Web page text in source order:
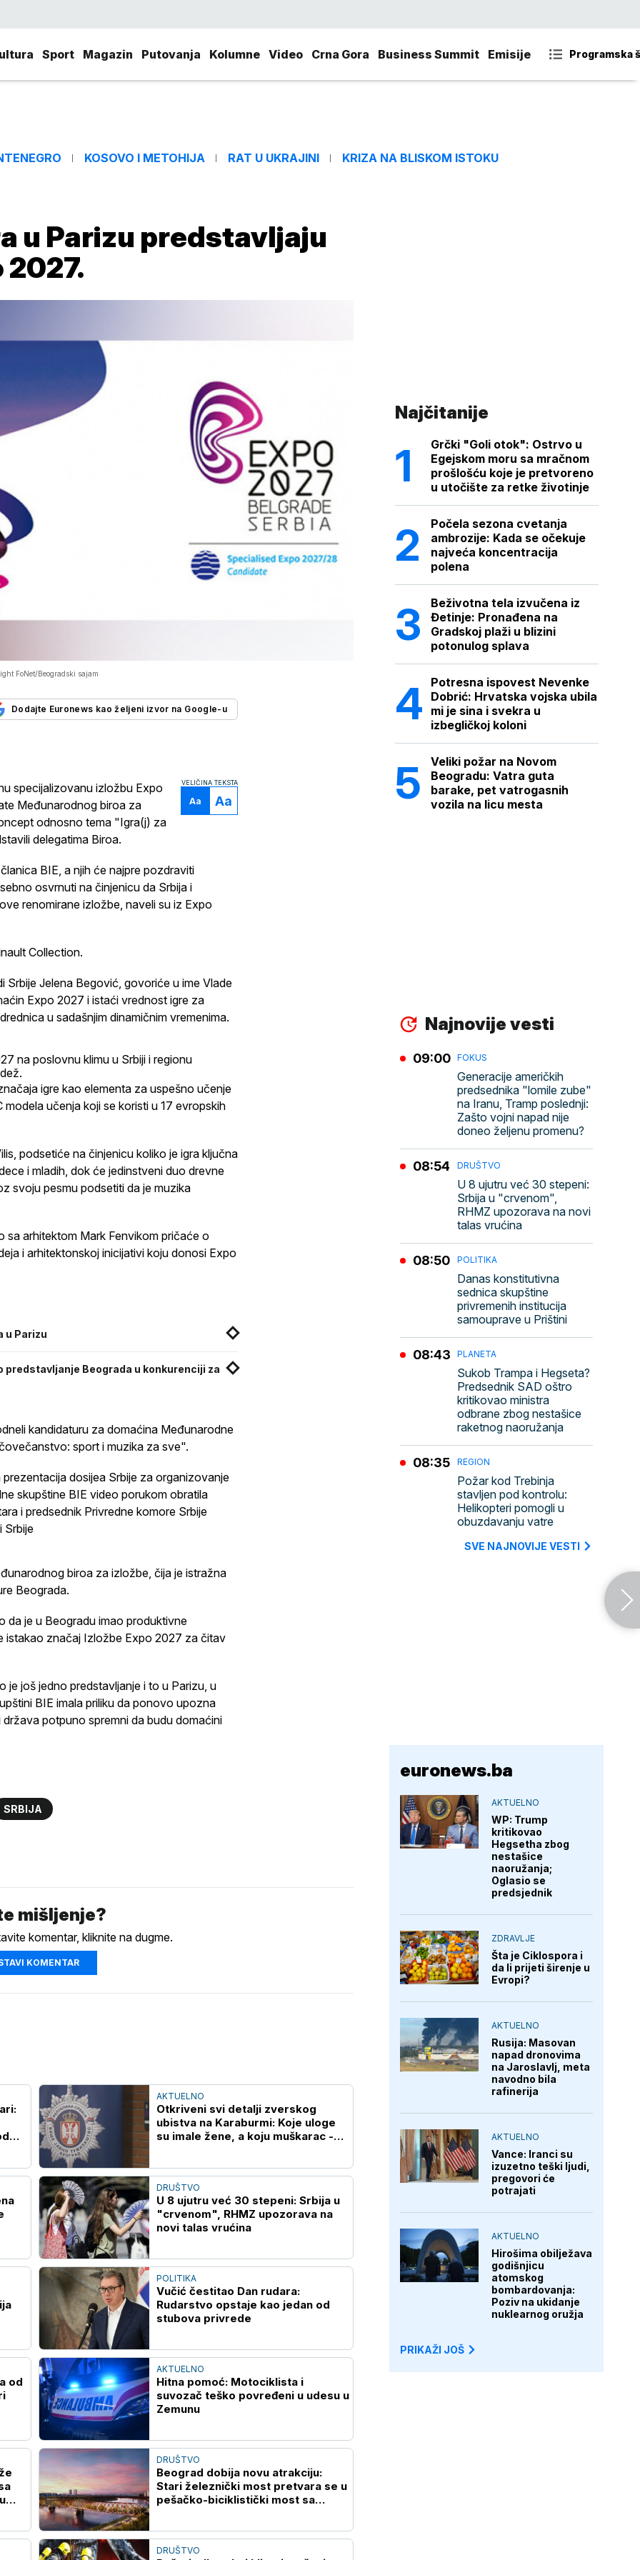
Sport Magazin Putovanja Kolumne Video Crna Gora Business Summit Emisije Programska
KOSOVO I METOHIJA RAT U UKRAJINI KRIZA NA BLISKOM ISTOKU
u Parizu predstavljaju
FoNet/Beogradski sajam
Dodajte Euronews kao željeni izvor na Google-u
VELIČINA TEKSTA
Aa Aa
specijalizovanu izložbu Expo
Međunarodnog biroa za
odnosno tema "Igra(j) za
delegatima Biroa.
BIE, a njih će najpre pozdraviti
osvrnuti na činjenicu da Srbija i
renomirane izložbe, naveli su iz Expo
Collection.
Srbije Jelena Begović, govoriće u ime Vlade
Expo 2027 i istaći vrednost igre za
u sadašnjim dinamičnim vremenima.
na poslovnu klimu u Srbiji i regionu
igre kao elementa za uspešno učenje
učenja koji se koristi u 17 evropskih
podsetiće na činjenicu koliko je igra ključna
i mladih, dok će jedinstveni duo drevne
svoju pesmu podsetiti da je muzika
sa arhitektom Mark Fenvikom pričaće o
i arhitektonskoj inicijativi koju donosi Expo
u Parizu
predstavljanje Beograda u konkurenciji za
kandidaturu za domaćina Međunarodne
sport i muzika za sve".
dosijea Srbije za organizovanje
skupštine BIE video porukom obratila
i predsednik Privredne komore Srbije
Srbije
biroa za izložbe, čija je istražna
Beograda.
da je u Beogradu imao produktivne
istakao značaj Izložbe Expo 2027 za čitav
je još jedno predstavljanje i to u Parizu, u
BIE imala priliku da ponovo upozna
potpuno spremni da budu domaćini
SRBIJA
mišljenje?
komentar, kliknite na dugme.
KOMENTAR
AKTUELNO
Otkriveni svi detalji zverskog
ubistva na Karaburmi: Koje uloge
su imale žene, a koju muškarac -
DRUŠTVO
U 8 ujutru već 30 stepeni: Srbija u
"crvenom", RHMZ upozorava na
novi talas vrućina
POLITIKA
Vučić čestitao Dan rudara:
Rudarstvo opstaje kao jedan od
stubova privrede
od
AKTUELNO
Hitna pomoć: Motociklista i
suvozač teško povređeni u udesu u
Zemunu
DRUŠTVO
Beograd dobija novu atrakciju:
Stari železnički most pretvara se u
pešačko-biciklistički most sa
DRUŠTVO
Najčitanije
Grčki "Goli otok": Ostrvo u
Egejskom moru sa mračnom
prošlošću koje je pretvoreno
u utočište za retke životinje
Počela sezona cvetanja
ambrozije: Kada se očekuje
najveća koncentracija
polena
Beživotna tela izvučena iz
Đetinje: Pronađena na
Gradskoj plaži u blizini
potonulog splava
Potresna ispovest Nevenke
Dobrić: Hrvatska vojska ubila
mi je sina i svekra u
izbegličkoj koloni
Veliki požar na Novom
Beogradu: Vatra guta
barake, pet vatrogasnih
vozila na licu mesta
Najnovije vesti
FOKUS
Generacije američkih
predsednika "lomile zube"
na Iranu, Tramp poslednji:
Zašto vojni napad nije
doneo željenu promenu?
09:00
DRUŠTVO
U 8 ujutru već 30 stepeni:
Srbija u "crvenom",
RHMZ upozorava na novi
talas vrućina
08:54
POLITIKA
Danas konstitutivna
sednica skupštine
privremenih institucija
samouprave u Prištini
08:50
PLANETA
Sukob Trampa i Hegseta?
Predsednik SAD oštro
kritikovao ministra
odbrane zbog nestašice
raketnog naoružanja
08:43
REGION
Požar kod Trebinja
stavljen pod kontrolu:
Helikopteri pomogli u
obuzdavanju vatre
08:35
SVE NAJNOVIJE VESTI
euronews.ba
AKTUELNO
WP: Trump
kritikovao
Hegsetha zbog
nestašice
naoružanja;
Oglasio se
predsjednik
ZDRAVLJE
Šta je Ciklospora i
da li prijeti širenje u
Evropi?
AKTUELNO
Rusija: Masovan
napad dronovima
na Jaroslavlj, meta
navodno bila
rafinerija
AKTUELNO
Vance: Iranci su
izuzetno teški ljudi,
pregovori će
potrajati
AKTUELNO
Hirošima obilježava
godišnjicu
atomskog
bombardovanja:
Poziv na ukidanje
nuklearnog oružja
PRIKAŽI JOŠ